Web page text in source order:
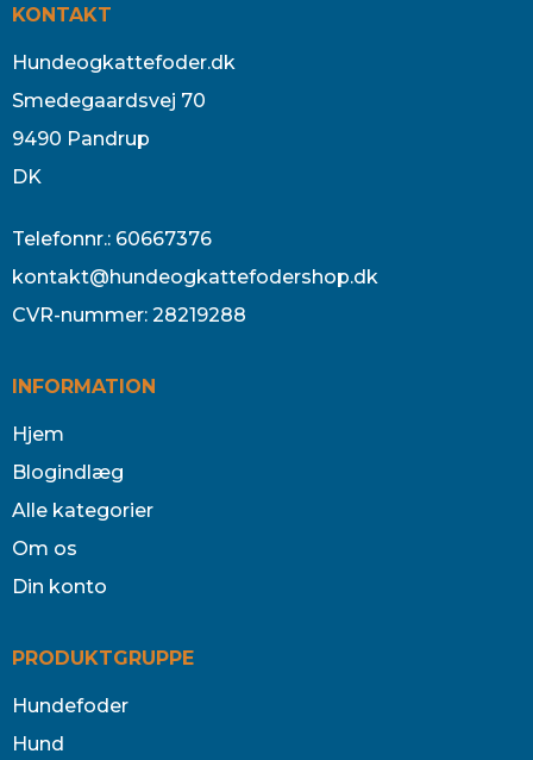
KONTAKT
Hundeogkattefoder.dk
Smedegaardsvej 70
9490 Pandrup
DK
Telefonnr.: 60667376
kontakt@hundeogkattefodershop.dk
CVR-nummer: 28219288
INFORMATION
Hjem
Blogindlæg
Alle kategorier
Om os
Din konto
PRODUKTGRUPPE
Hundefoder
Hund